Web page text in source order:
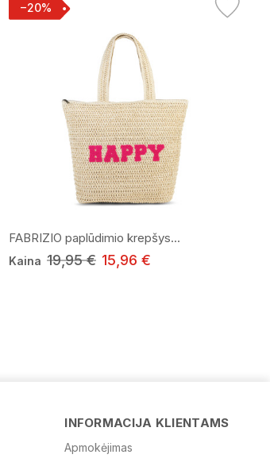
−20%
FABRIZIO paplūdimio krepšys...
Kaina 19,95 € 15,96 €
INFORMACIJA KLIENTAMS
Apmokėjimas